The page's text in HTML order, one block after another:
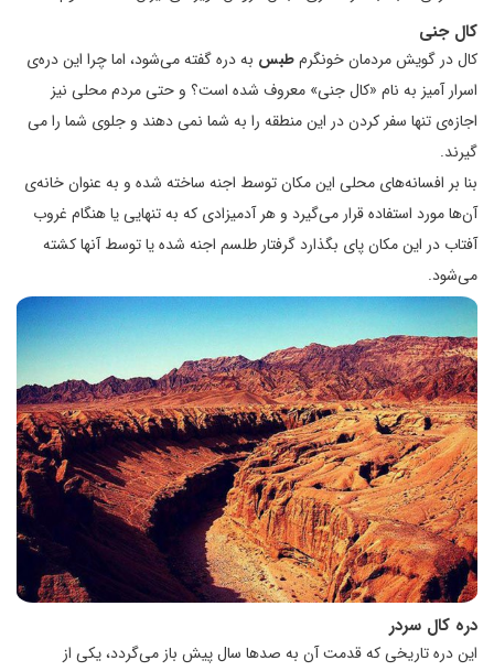
کال جنی
کال در گویش مردمان خونگرمطبس به دره گفته می‌شود، اما چرا این دره‌ی
اسرار آمیز به نام «کال جنی» معروف شده است؟ و حتی مردم محلی نیز
اجازه‌ی تنها سفر کردن در این منطقه را به شما نمی دهند و جلوی شما را می
گیرند.
بنا بر افسانه‌های محلی این مکان توسط اجنه ساخته شده و به عنوان خانه‌ی
آن‌ها مورد استفاده قرار می‌گیرد و هر آدمیزادی که به تنهایی یا هنگام غروب
آفتاب در این مکان پای بگذارد گرفتار طلسم اجنه شده یا توسط آنها کشته
می‌شود.
دره کال سردر
این دره تاریخی که قدمت آن به صدها سال پیش باز می‌گردد، یکی از